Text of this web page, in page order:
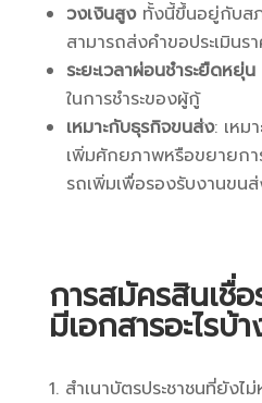
วงเงินสูงทั้งนี้ขึ้นอยู่กับส
สามารถส่งคำขอประเมินร
ระยะเวลาผ่อนชำระยืดหยุ่น
ในการชำระของผู้กู้
เหมาะกับธุรกิจขนส่ง: เหม
เพิ่มศักยภาพหรือขยายกา
รถเพิ่มเพื่อรองรับงานขน
การสมัครสินเชื่
มีเอกสารอะไรบ้
สำเนาบัตรประชาชนที่ยังไ